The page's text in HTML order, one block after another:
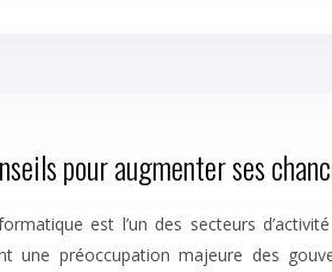
pour augmenter ses
est l’un des secteurs
une préoccupation majeure des